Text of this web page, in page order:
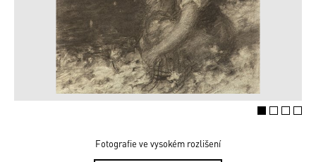
Fotografie ve vysokém rozlišení